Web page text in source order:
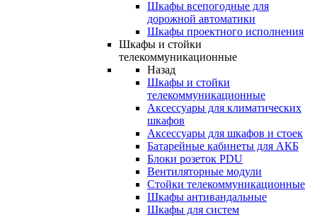
Шкафы всепогодные для
дорожной автоматики
Шкафы проектного исполнения
Шкафы и стойки
телекоммуникационные
Назад
Шкафы и стойки
телекоммуникационные
Аксессуары для климатических
шкафов
Аксессуары для шкафов и стоек
Батарейные кабинеты для АКБ
Блоки розеток PDU
Вентиляторные модули
Стойки телекоммуникационные
Шкафы антивандальные
Шкафы для систем